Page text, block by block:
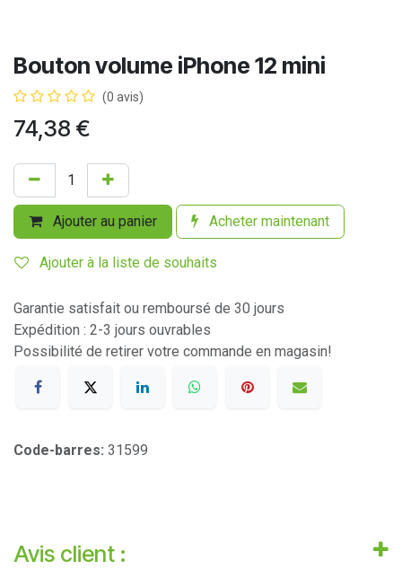
Bouton volume iPhone 12 mini
(0 avis)
74,38 €
Ajouter au panier Acheter maintenant
Ajouter à la liste de souhaits
Garantie satisfait ou remboursé de 30 jours
Expédition : 2-3 jours ouvrables
Possibilité de retirer votre commande en magasin!
Code-barres: 31599
Avis client :